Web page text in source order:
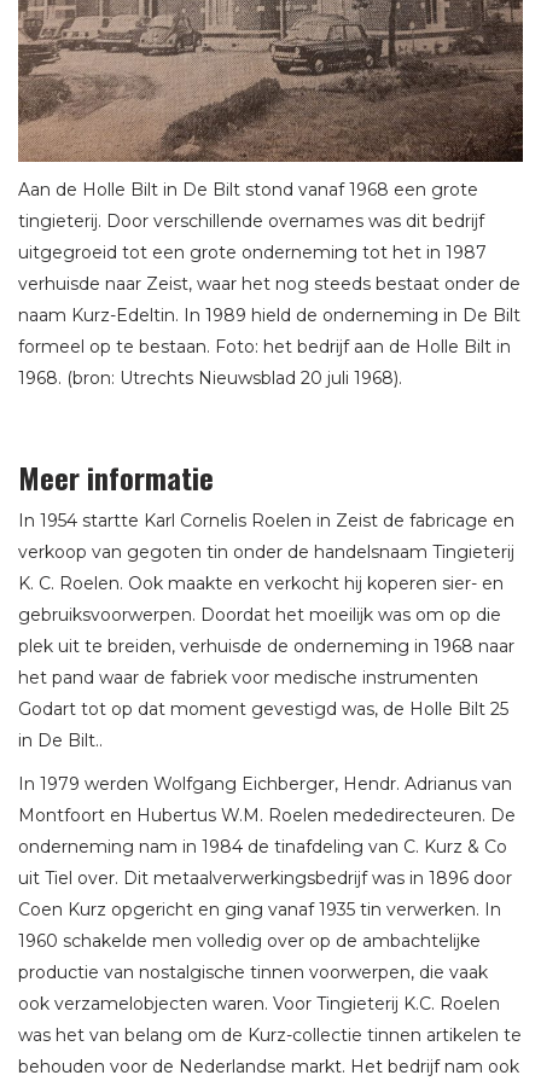
Aan de Holle Bilt in De Bilt stond vanaf 1968 een grote
tingieterij. Door verschillende overnames was dit bedrijf
uitgegroeid tot een grote onderneming tot het in 1987
verhuisde naar Zeist, waar het nog steeds bestaat onder de
naam Kurz-Edeltin. In 1989 hield de onderneming in De Bilt
formeel op te bestaan. Foto: het bedrijf aan de Holle Bilt in
1968. (bron: Utrechts Nieuwsblad 20 juli 1968).
Meer informatie
In 1954 startte Karl Cornelis Roelen in Zeist de fabricage en
verkoop van gegoten tin onder de handelsnaam Tingieterij
K. C. Roelen. Ook maakte en verkocht hij koperen sier- en
gebruiksvoorwerpen. Doordat het moeilijk was om op die
plek uit te breiden, verhuisde de onderneming in 1968 naar
het pand waar de fabriek voor medische instrumenten
Godart tot op dat moment gevestigd was, de Holle Bilt 25
in De Bilt..
In 1979 werden Wolfgang Eichberger, Hendr. Adrianus van
Montfoort en Hubertus W.M. Roelen mededirecteuren. De
onderneming nam in 1984 de tinafdeling van C. Kurz & Co
uit Tiel over. Dit metaalverwerkingsbedrijf was in 1896 door
Coen Kurz opgericht en ging vanaf 1935 tin verwerken. In
1960 schakelde men volledig over op de ambachtelijke
productie van nostalgische tinnen voorwerpen, die vaak
ook verzamelobjecten waren. Voor Tingieterij K.C. Roelen
was het van belang om de Kurz-collectie tinnen artikelen te
behouden voor de Nederlandse markt. Het bedrijf nam ook